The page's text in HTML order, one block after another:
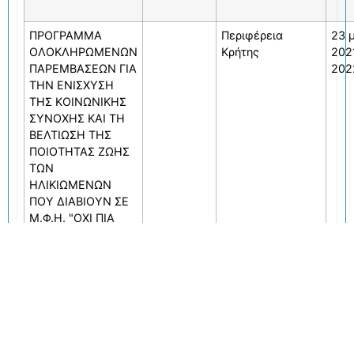
ΠΡΟΓΡΑΜΜΑ
ΟΛΟΚΛΗΡΩΜΕΝΩΝ
ΠΑΡΕΜΒΑΣΕΩΝ ΓΙΑ
ΤΗΝ ΕΝΙΣΧΥΣΗ
ΤΗΣ ΚΟΙΝΩΝΙΚΗΣ
ΣΥΝΟΧΗΣ ΚΑΙ ΤΗ
ΒΕΛΤΙΩΣΗ ΤΗΣ
ΠΟΙΟΤΗΤΑΣ ΖΩΗΣ
ΤΩΝ
ΗΛΙΚΙΩΜΕΝΩΝ
ΠΟΥ ΔΙΑΒΙΟΥΝ ΣΕ
Μ.Φ.Η. "ΟΧΙ ΠΙΑ
Περιφέρεια
Κρήτης
23